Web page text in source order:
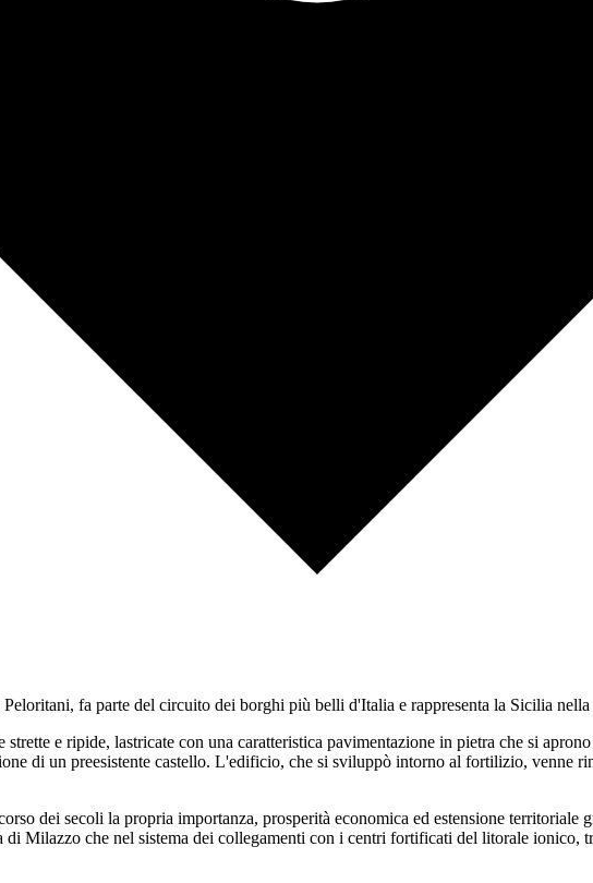
fa parte del circuito dei borghi più belli d'Italia e rappresenta la Sicilia
e ripide, lastricate con una caratteristica pavimentazione in pietra che si
di un preesistente castello. L'edificio, che si sviluppò intorno al fortilizio, venne
dei secoli la propria importanza, prosperità economica ed estensione territoriale
Milazzo che nel sistema dei collegamenti con i centri fortificati del litorale ionico,